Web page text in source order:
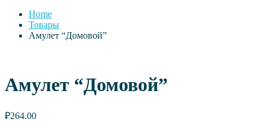
Home
Товары
Амулет “Домовой”
Амулет “Домовой”
₽264.00